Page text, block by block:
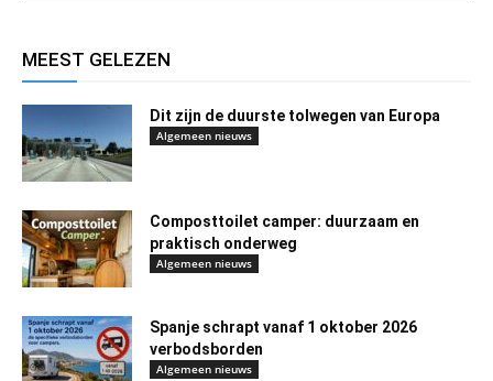
MEEST GELEZEN
Dit zijn de duurste tolwegen van Europa
Algemeen nieuws
Composttoilet camper: duurzaam en
praktisch onderweg
Algemeen nieuws
Spanje schrapt vanaf 1 oktober 2026
verbodsborden
Algemeen nieuws